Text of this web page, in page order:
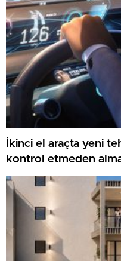
İkinci el araçta yeni
kontrol etmeden